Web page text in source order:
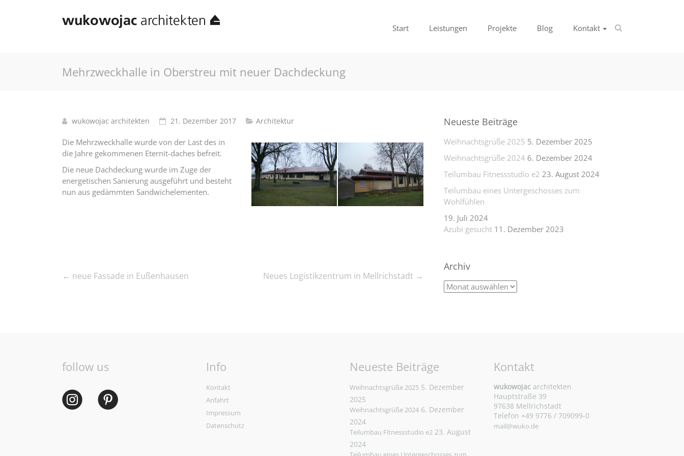
Start Leistungen Projekte Blog Kontakt
Mehrzweckhalle in Oberstreu mit neuer Dachdeckung
wukowojac architekten 21. Dezember 2017 Architektur
Die Mehrzweckhalle wurde von der Last des in
die Jahre gekommenen Eternit-daches befreit.
Die neue Dachdeckung wurde im Zuge der
energetischen Sanierung ausgeführt und besteht
nun aus gedämmten Sandwichelementen.
← neue Fassade in Eußenhausen Neues Logistikzentrum in Mellrichstadt →
Neueste Beiträge
Weihnachtsgrüße 2025 5. Dezember 2025
Weihnachtsgrüße 2024 6. Dezember 2024
Teilumbau Fitnessstudio e2 23. August 2024
Teilumbau eines Untergeschosses zum
Wohlfühlen
19. Juli 2024
Azubi gesucht 11. Dezember 2023
Archiv
follow us Info
Kontakt
Anfahrt
Impressum
Datenschutz
Neueste Beiträge
Weihnachtsgrüße 2025 5. Dezember
2025
Weihnachtsgrüße 2024 6. Dezember
2024
Teilumbau Fitnessstudio e2 23. August
2024
Kontakt
wukowojacarchitekten
Hauptstraße 39
97638 Mellrichstadt
Telefon +49 9776 / 709099-0
mail@wuko.de